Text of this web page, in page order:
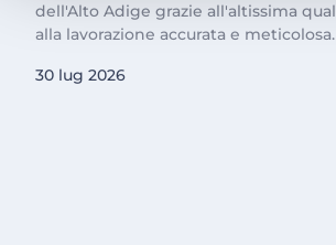
dell'Alto Adige grazie all'altissima
alla lavorazione accurata e meticolosa.
30 lug 2026